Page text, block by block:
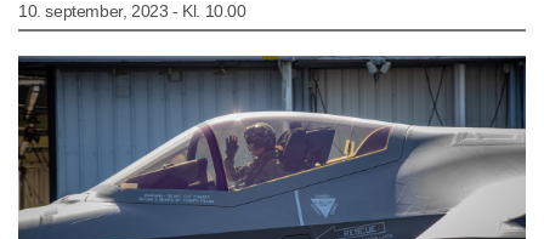
10. september, 2023 - Kl. 10.00